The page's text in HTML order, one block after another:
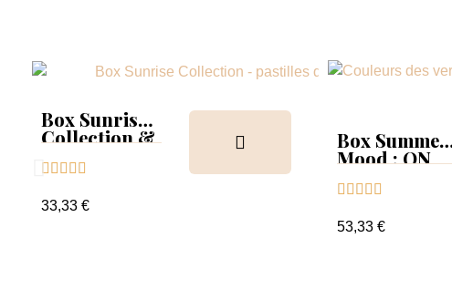
Box Sunrise
Collection &
    
33,33 €
Box Summer
Mood : ON
Collection &
Tips+nuancier
    
53,33 €